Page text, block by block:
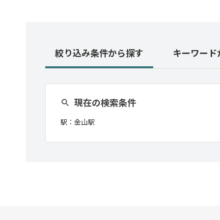
絞り込み条件から探す キーワード
現在の検索条件
駅： 金山駅